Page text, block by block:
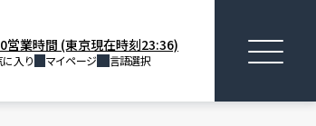
営業時間 (東京現在時刻23:36)
入り マイページ 言語選択